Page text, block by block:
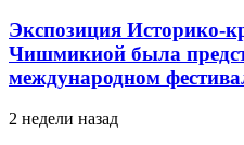
Экспозиция Историко-
Чишмикиой была
международном
2 недели назад